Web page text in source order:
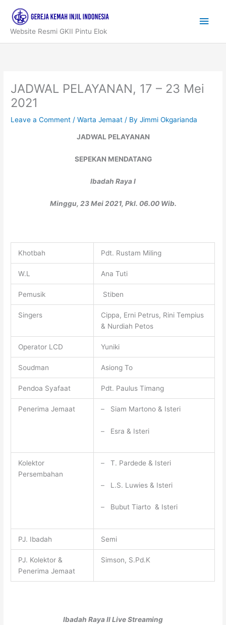
content
Website Resmi GKII Pintu Elok
Main
JADWAL PELAYANAN, 17 – 23 Mei
2021
Leave a Comment /Warta Jemaat / ByJimmi Okgarianda
JADWAL PELAYANAN
SEPEKAN MENDATANG
Ibadah Raya I
Minggu, 23 Mei 2021, Pkl. 06.00 Wib.
Khotbah Pdt. Rustam Miling
W.L Ana Tuti
Pemusik Stiben
Singers
Cippa, Erni Petrus, Rini Tempius
& Nurdiah Petos
Operator LCD Yuniki
Soudman Asiong To
Pendoa Syafaat Pdt. Paulus Timang
Penerima Jemaat – Siam Martono & Isteri
– Esra & Isteri
Kolektor
Persembahan
– T. Pardede & Isteri
– L.S. Luwies & Isteri
– Bubut Tiarto & Isteri
PJ. Ibadah Semi
PJ. Kolektor &
Penerima Jemaat
Simson, S.Pd.K
Ibadah Raya II Live Streaming